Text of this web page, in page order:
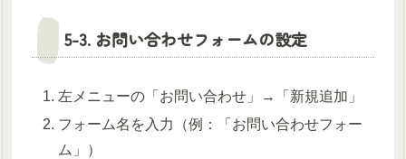
5-3. お問い合わせフォームの設定
左メニューの「お問い合わせ」→「新規追加」
フォーム名を入力（例：「お問い合わせフォー
ム」）